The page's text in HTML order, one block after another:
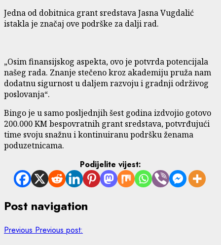
Jedna od dobitnica grant sredstava Jasna Vugdalić
istakla je značaj ove podrške za dalji rad.
„Osim finansijskog aspekta, ovo je potvrda potencijala
našeg rada. Znanje stečeno kroz akademiju pruža nam
dodatnu sigurnost u daljem razvoju i gradnji održivog
poslovanja“.
Bingo je u samo posljednjih šest godina izdvojio gotovo
200.000 KM bespovratnih grant sredstava, potvrđujući
time svoju snažnu i kontinuiranu podršku ženama
poduzetnicama.
Podijelite vijest:
Post navigation
Previous Previous post: